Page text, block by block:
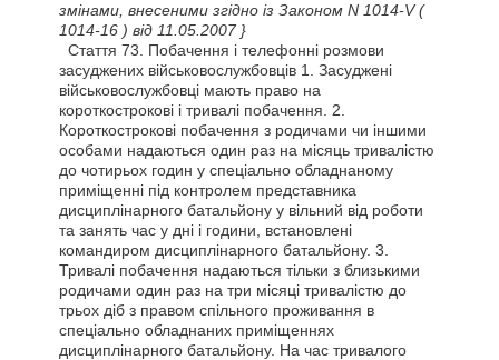
змінами, внесеними згідно із Законом N 1014-V(
1014-16 ) від 11.05.2007 }
Стаття 73. Побачення і телефонні розмови
засуджених військовослужбовців 1. Засуджені
військовослужбовці мають право на
короткострокові і тривалі побачення. 2.
Короткострокові побачення з родичами чи іншими
особами надаються один раз на місяць тривалістю
до чотирьох годин у спеціально обладнаному
приміщенні під контролем представника
дисциплінарного батальйону у вільний від роботи
та занять час у дні і години, встановлені
командиром дисциплінарного батальйону. 3.
Тривалі побачення надаються тільки з близькими
родичами один раз на три місяці тривалістю до
трьох діб з правом спільного проживання в
спеціально обладнаних приміщеннях
дисциплінарного батальйону. На час тривалого